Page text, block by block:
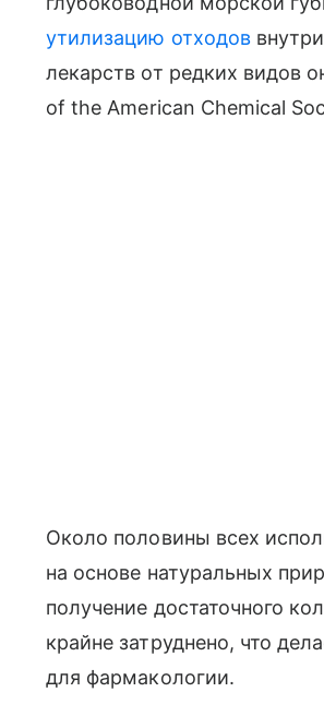
утилизацию отходов
лекарств от редких видов
of the American Chemical
Около половины всех
на основе натуральных
получение достаточного
крайне затруднено, что
для фармакологии.